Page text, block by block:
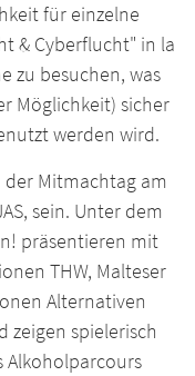
für einzelne
& Cyberflucht" in la
zu besuchen, was
Möglichkeit) sicher
werden wird.
Mitmachtag am
sein. Unter dem
präsentieren mit
THW, Malteser
Alternativen
spielerisch
Alkoholparcours